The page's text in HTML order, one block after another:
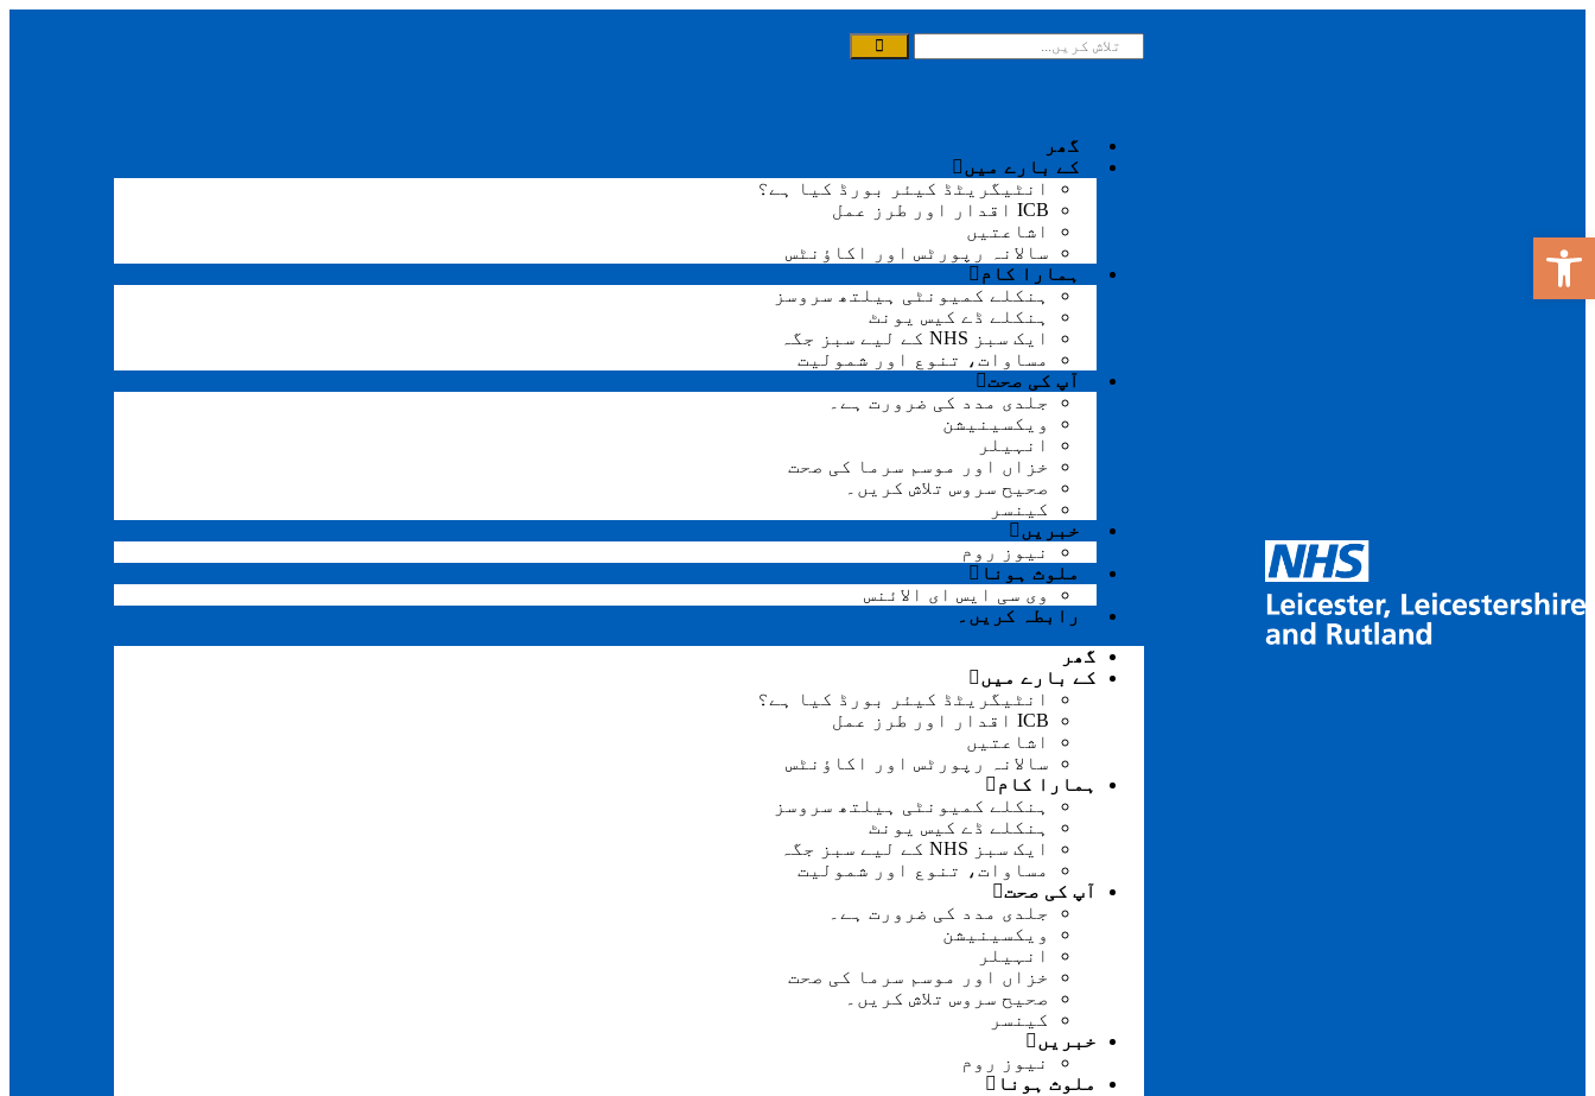
گھر
کے بارے میں
انٹیگریٹڈ کیئر بورڈ کیا ہے؟
ICB اقدار اور طرز عمل
اشاعتیں
سالانہ رپورٹس اور اکاؤنٹس
ہمارا کام
ہنکلے کمیونٹی ہیلتھ سروسز
ہنکلے ڈے کیس یونٹ
ایک سبز NHS کے لیے سبز جگہ
مساوات، تنوع اور شمولیت
آپ کی صحت
جلدی مدد کی ضرورت ہے۔
ویکسینیشن
انہیلر
خزاں اور موسم سرما کی صحت
صحیح سروس تلاش کریں۔
کینسر
خبریں
نیوز روم
ملوث ہونا
وی سی ایس ای الائنس
رابطہ کریں۔
گھر
کے بارے میں
انٹیگریٹڈ کیئر بورڈ کیا ہے؟
ICB اقدار اور طرز عمل
اشاعتیں
سالانہ رپورٹس اور اکاؤنٹس
ہمارا کام
ہنکلے کمیونٹی ہیلتھ سروسز
ہنکلے ڈے کیس یونٹ
ایک سبز NHS کے لیے سبز جگہ
مساوات، تنوع اور شمولیت
آپ کی صحت
جلدی مدد کی ضرورت ہے۔
ویکسینیشن
انہیلر
خزاں اور موسم سرما کی صحت
صحیح سروس تلاش کریں۔
کینسر
خبریں
نیوز روم
ملوث ہونا
ٹول بار کھولیں۔